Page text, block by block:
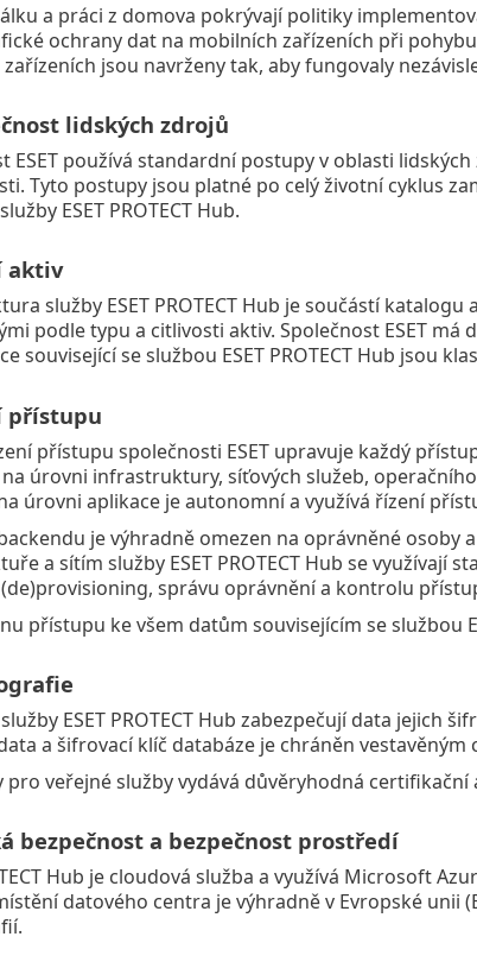
a práci z domova pokrývají politiky
ochrany dat na mobilních zařízeních při
jsou navrženy tak, aby fungovaly
lidských zdrojů
ESET používá standardní postupy v oblasti
Tyto postupy jsou platné po celý životní cyklus
ESET PROTECT Hub.
aktiv
služby ESET PROTECT Hub je součástí
podle typu a citlivosti aktiv. Společnost ESET
související se službou ESET PROTECT Hub jsou
přístupu
přístupu společnosti ESET upravuje každý
úrovni infrastruktury, síťových služeb,
úrovni aplikace je autonomní a využívá řízení
je výhradně omezen na oprávněné osoby
a sítím služby ESET PROTECT Hub se využívají
správu oprávnění a kontrolu
přístupu ke všem datům souvisejícím se službou
ESET PROTECT Hub zabezpečují data
a šifrovací klíč databáze je chráněn
pro veřejné služby vydává důvěryhodná certifikační
bezpečnost a bezpečnost prostředí
Hub je cloudová služba a využívá Microsoft
datového centra je výhradně v Evropské